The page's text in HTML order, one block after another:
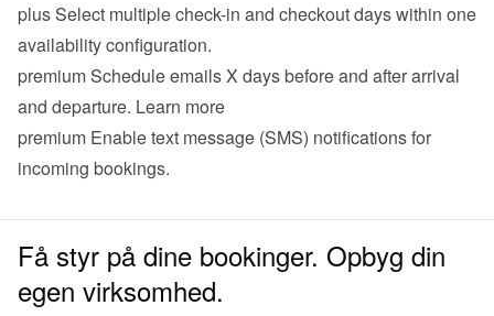
plus Select multiple check-in and checkout days within one
availability configuration.
premium Schedule emails X days before and after arrival
and departure. Learn more
premium Enable text message (SMS) notifications for
incoming bookings.
Få styr på dine bookinger. Opbyg din
egen virksomhed.